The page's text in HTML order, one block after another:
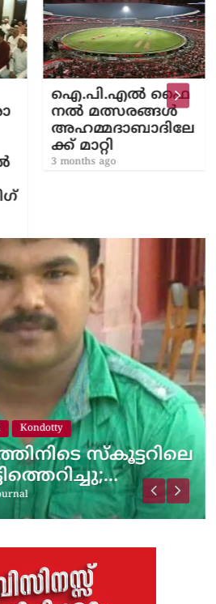
ഐ.​പി.​എ​ൽ ഫൈ​
ന​ല്‍ മ​ത്സ​ര​ങ്ങ​ള്‍
അ​ഹ​മ്മ​ദാ​ബാ​ദി​ലേ​
ക്ക് മാ​റ്റി
3 months ago
Kondotty
സ്കൂട്ടറിലെ